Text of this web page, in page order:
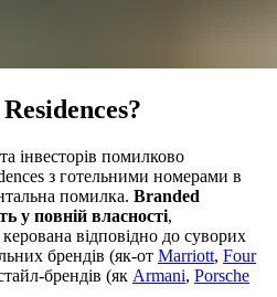
інвесторів помилково
з готельними номерами в
помилка. Branded
у повній власності,
відповідно до суворих
брендів (як-от Marriott, Four
брендів (як Armani, Porsche